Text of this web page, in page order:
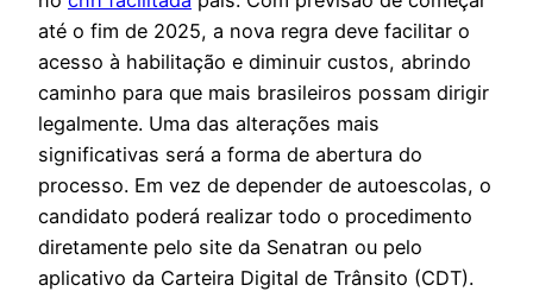
até o fim de 2025, a nova regra deve facilitar o
acesso à habilitação e diminuir custos, abrindo
caminho para que mais brasileiros possam dirigir
legalmente. Uma das alterações mais
significativas será a forma de abertura do
processo. Em vez de depender de autoescolas, o
candidato poderá realizar todo o procedimento
diretamente pelo site da Senatran ou pelo
aplicativo da Carteira Digital de Trânsito (CDT).